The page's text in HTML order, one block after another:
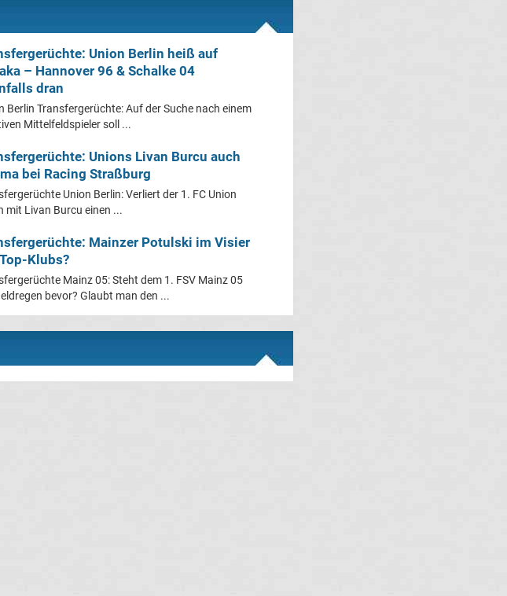
Union Berlin heiß auf
– Hannover 96 & Schalke 04
dran
Berlin Transfergerüchte: Auf der Suche nach einem
Mittelfeldspieler soll ...
Unions Livan Burcu auch
bei Racing Straßburg
Union Berlin: Verliert der 1. FC Union
mit Livan Burcu einen ...
Mainzer Potulski im Visier
Klubs?
Mainz 05: Steht dem 1. FSV Mainz 05
bevor? Glaubt man den ...